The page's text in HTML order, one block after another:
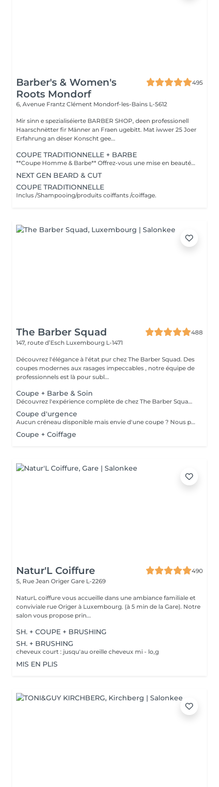
Barber's & Women's
Roots Mondorf
495
6, Avenue Frantz Clément Mondorf-les-Bains L-5612
Mir sinn e spezialiséierte BARBER SHOP, deen professionell
Haarschnëtter fir Männer an Fraen ugebitt. Mat iwwer 25 Joer
Erfahrung an dëser Konscht gee...
COUPE TRADITIONNELLE + BARBE
**Coupe Homme & Barbe** Offrez-vous une mise en beauté complète avec notre service **Coupe Homme & Barbe**, conçu pour les hommes qui souhaitent un style parfaitement maîtrisé de la tête à la barbe. La prestation débute par une **consultation personnalisée** afin de définir la coupe et la forme de barbe qui mettront le mieux en valeur votre visage. Nos experts réalisent ensuite une **coupe de cheveux précise et structurée**, suivie d'un **travail minutieux de la barbe** : taille, définition des contours et mise en forme pour un rendu propre et harmonieux. Le service se termine par un **coiffage professionnel et une finition barbe soignée** pour un résultat net, élégant et durable. L'alliance parfaite entre coupe et barbe pour un look soigné, moderne et parfaitement équilibré.
NEXT GEN BEARD & CUT
COUPE TRADITIONNELLE
Inclus /Shampooing/produits coiffants /coiffage.
The Barber Squad
488
147, route d’Esch Luxembourg L-1471
Découvrez l'élégance à l'état pur chez The Barber Squad. Des
coupes modernes aux rasages impeccables , notre équipe de
professionnels est là pour subl...
Coupe + Barbe & Soin
Découvrez l'expérience complète de chez The Barber Squad ! Shampooing & soins profonds + Coupe complète + Coiffage. Taille de Barbe & Contours à la lame & soins régénérant + Serviette Chaude & Froide + Nettoyage exfoliant du visage + Vapeur + Massage Relaxant + After Shave + Huile à barbe + Hydratation de la peau . Pour que votre expérience chez nous soit optimal , une boisson de votre choix vous est offerte !
Coupe d'urgence
Aucun créneau disponible mais envie d'une coupe ? Nous pouvons vous proposer un rendez-vous avant ou après nos horaires, ou durant la pause. Pour cette prestation, merci de contacter directement le shop.
Coupe + Coiffage
Natur'L Coiffure
490
5, Rue Jean Origer Gare L-2269
NaturL coiffure vous accueille dans une ambiance familiale et
conviviale rue Origer à Luxembourg. (à 5 min de la Gare). Notre
salon vous propose prin...
SH. + COUPE + BRUSHING
SH. + BRUSHING
cheveux court : jusqu'au oreille cheveux mi - lo,g
MIS EN PLIS